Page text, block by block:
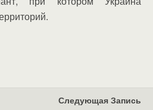
Следующая Запись